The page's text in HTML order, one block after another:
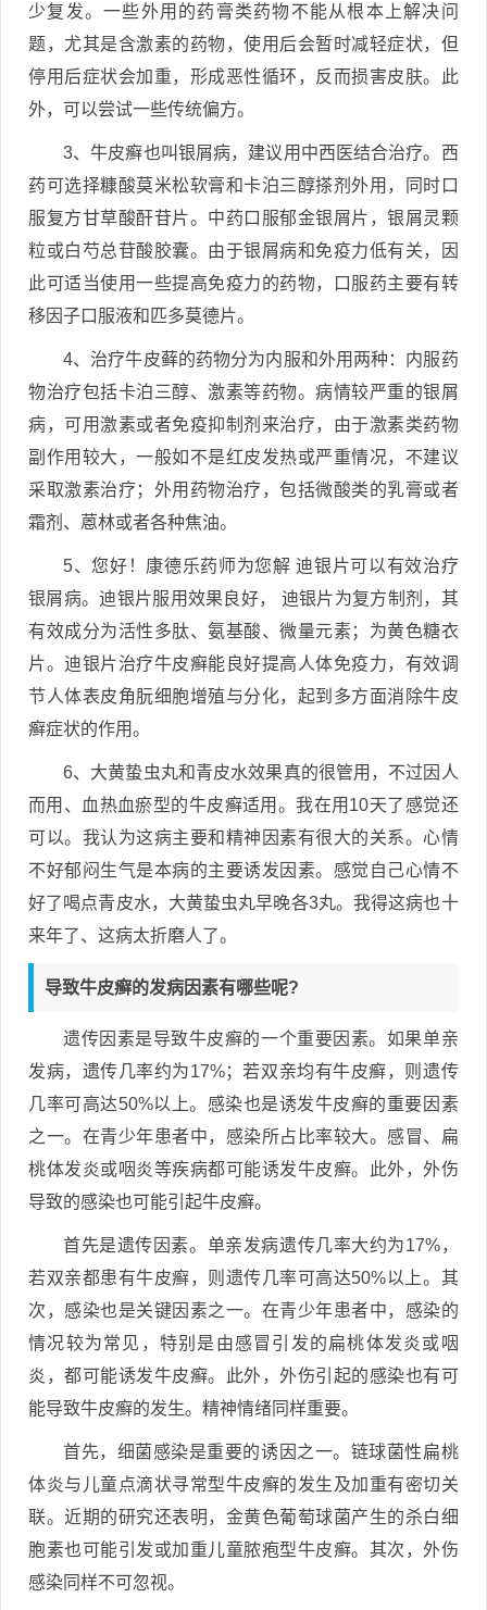
少复发。一些外用的药膏类药物不能从根本上解决问
题，尤其是含激素的药物，使用后会暂时减轻症状，但
停用后症状会加重，形成恶性循环，反而损害皮肤。此
外，可以尝试一些传统偏方。
3、牛皮癣也叫银屑病，建议用中西医结合治疗。西
药可选择糠酸莫米松软膏和卡泊三醇搽剂外用，同时口
服复方甘草酸酐苷片。中药口服郁金银屑片，银屑灵颗
粒或白芍总苷酸胶囊。由于银屑病和免疫力低有关，因
此可适当使用一些提高免疫力的药物，口服药主要有转
移因子口服液和匹多莫德片。
4、治疗牛皮藓的药物分为内服和外用两种：内服药
物治疗包括卡泊三醇、激素等药物。病情较严重的银屑
病，可用激素或者免疫抑制剂来治疗，由于激素类药物
副作用较大，一般如不是红皮发热或严重情况，不建议
采取激素治疗；外用药物治疗，包括微酸类的乳膏或者
霜剂、蒽林或者各种焦油。
5、您好！康德乐药师为您解 迪银片可以有效治疗
银屑病。迪银片服用效果良好， 迪银片为复方制剂，其
有效成分为活性多肽、氨基酸、微量元素；为黄色糖衣
片。迪银片治疗牛皮癣能良好提高人体免疫力，有效调
节人体表皮角朊细胞增殖与分化，起到多方面消除牛皮
癣症状的作用。
6、大黄蛰虫丸和青皮水效果真的很管用，不过因人
而用、血热血瘀型的牛皮癣适用。我在用10天了感觉还
可以。我认为这病主要和精神因素有很大的关系。心情
不好郁闷生气是本病的主要诱发因素。感觉自己心情不
好了喝点青皮水，大黄蛰虫丸早晚各3丸。我得这病也十
来年了、这病太折磨人了。
导致牛皮癣的发病因素有哪些呢?
遗传因素是导致牛皮癣的一个重要因素。如果单亲
发病，遗传几率约为17%；若双亲均有牛皮癣，则遗传
几率可高达50%以上。感染也是诱发牛皮癣的重要因素
之一。在青少年患者中，感染所占比率较大。感冒、扁
桃体发炎或咽炎等疾病都可能诱发牛皮癣。此外，外伤
导致的感染也可能引起牛皮癣。
首先是遗传因素。单亲发病遗传几率大约为17%，
若双亲都患有牛皮癣，则遗传几率可高达50%以上。其
次，感染也是关键因素之一。在青少年患者中，感染的
情况较为常见，特别是由感冒引发的扁桃体发炎或咽
炎，都可能诱发牛皮癣。此外，外伤引起的感染也有可
能导致牛皮癣的发生。精神情绪同样重要。
首先，细菌感染是重要的诱因之一。链球菌性扁桃
体炎与儿童点滴状寻常型牛皮癣的发生及加重有密切关
联。近期的研究还表明，金黄色葡萄球菌产生的杀白细
胞素也可能引发或加重儿童脓疱型牛皮癣。其次，外伤
感染同样不可忽视。